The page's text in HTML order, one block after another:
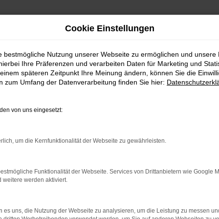
Tageszulassung Angebote mit Lieferservice nach Baden-Baden
Seat Leon
Baden-Baden
in Baden-Baden
Bei einer Seat Leon Tageszulassung handelt es sich um die
dem passenden Fahrzeug ist, steigt mit einer Seat Leon
die eintägige Zulassung des angebotenen Modells, die
Neuwagen zum Gebrauchtwagen, denn schließlich existiert
davon, dass das Auto noch nicht gefahren wurde.
Cookie Einstellungen
bestmögliche Nutzung unserer Webseite zu ermöglichen und unsere
Ihre Präferenzen und verarbeiten Daten für Marketing und
späteren Zeitpunkt Ihre Meinung ändern, können Sie die
zum Umfang der Datenverarbeitung finden Sie hier:
von uns eingesetzt:
um die Kernfunktionalität der Webseite zu gewährleisten.
Funktionalität der Webseite. Services von Drittanbietern wie Google
weitere werden aktiviert.
es uns, die Nutzung der Webseite zu analysieren, um die Leistung zu messen